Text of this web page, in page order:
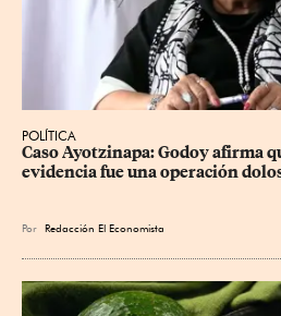
POLÍTICA
Caso Ayotzinapa: Godoy afirma
evidencia fue una operación
Por Redacción El Economista